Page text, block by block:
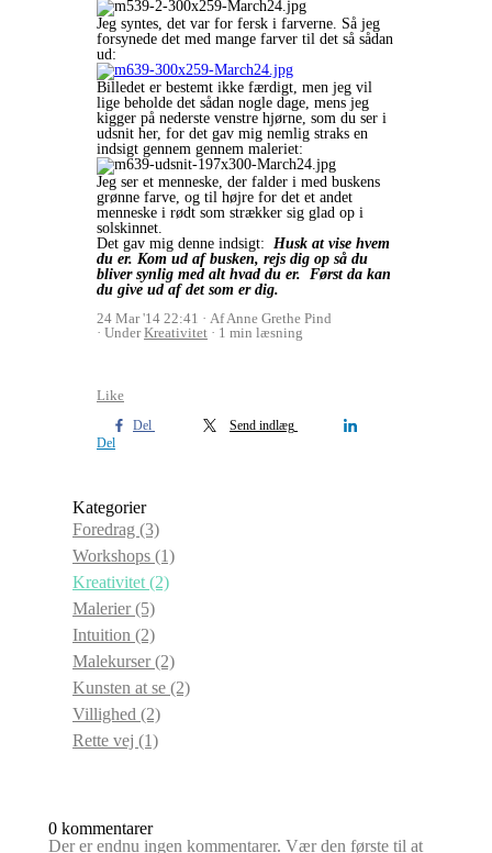
Jeg syntes, det var for fersk i farverne. Så jeg
forsynede det med mange farver til det så sådan
ud:
Billedet er bestemt ikke færdigt, men jeg vil
lige beholde det sådan nogle dage, mens jeg
kigger på nederste venstre hjørne, som du ser i
udsnit her, for det gav mig nemlig straks en
indsigt gennem gennem maleriet:
Jeg ser et menneske, der falder i med buskens
grønne farve, og til højre for det et andet
menneske i rødt som strækker sig glad op i
solskinnet.
Det gav mig denne indsigt: Husk at vise hvem
du er. Kom ud af busken, rejs dig op så du
bliver synlig med alt hvad du er. Først da kan
du give ud af det som er dig.
24 Mar '14 22:41
Af Anne Grethe Pind
UnderKreativitet 1 min læsning
Like
Del
Send indlæg
Del
Kategorier
Foredrag (3)
Workshops (1)
Kreativitet (2)
Malerier(5)
Intuition (2)
Malekurser(2)
Kunsten at se (2)
Villighed (2)
Rette vej (1)
0 kommentarer
Der er endnu ingen kommentarer. Vær den første til at